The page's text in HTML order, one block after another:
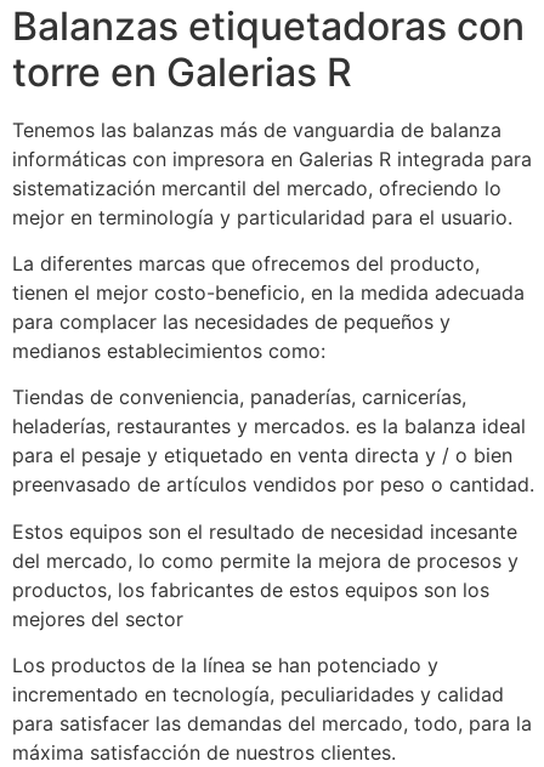
Balanzas etiquetadoras con
torre en Galerias R
Tenemos las balanzas más de vanguardia de balanza
informáticas con impresora en Galerias R integrada para
sistematización mercantil del mercado, ofreciendo lo
mejor en terminología y particularidad para el usuario.
La diferentes marcas que ofrecemos del producto,
tienen el mejor costo-beneficio, en la medida adecuada
para complacer las necesidades de pequeños y
medianos establecimientos como:
Tiendas de conveniencia, panaderías, carnicerías,
heladerías, restaurantes y mercados. es la balanza ideal
para el pesaje y etiquetado en venta directa y / o bien
preenvasado de artículos vendidos por peso o cantidad.
Estos equipos son el resultado de necesidad incesante
del mercado, lo como permite la mejora de procesos y
productos, los fabricantes de estos equipos son los
mejores del sector
Los productos de la línea se han potenciado y
incrementado en tecnología, peculiaridades y calidad
para satisfacer las demandas del mercado, todo, para la
máxima satisfacción de nuestros clientes.